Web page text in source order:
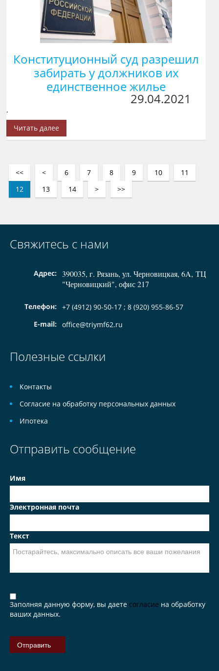
Конституционный суд разрешил
забирать у должников их
единственное жилье
29.04.2021
.
Читать далее
<< < 6 7 8 9 10
11
12
13 14 > >>
Свяжитесь с нами
Адрес: 390035, г. Рязань, ул. Черновицкая, 6A, ТЦ
"Черновицкий", офис 217
Телефон: +7 (4912) 90-50-17 ; 8 (920) 955-86-57
E-mail: office@triymf62.ru
Полезные ссылки
Контакты
Согласие на обработку персональных данных
Ипотека
Отправить сообщение
Имя
Электронная почта
Текст
Заполняя данную форму, вы даете согласие на обработку
ваших данных.